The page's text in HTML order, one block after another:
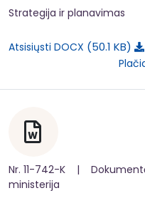
Strategija ir planavimas
Atsisiųsti DOCX 50.1 KB
Nr. 11-742-K |
ministerija